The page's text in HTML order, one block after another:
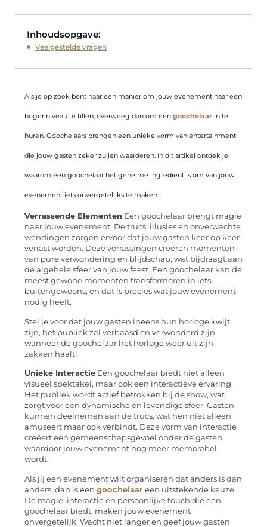
Inhoudsopgave:
Veelgestelde vragen
Als je op zoek bent naar een manier om jouw evenement naar een
hoger niveau te tillen, overweeg dan om een goochelaar in te
huren. Goochelaars brengen een unieke vorm van entertainment
die jouw gasten zeker zullen waarderen. In dit artikel ontdek je
waarom een goochelaar het geheime ingrediënt is om van jouw
evenement iets onvergetelijks te maken.
Verrassende Elementen Een goochelaar brengt magie
naar jouw evenement. De trucs, illusies en onverwachte
wendingen zorgen ervoor dat jouw gasten keer op keer
verrast worden. Deze verrassingen creëren momenten
van pure verwondering en blijdschap, wat bijdraagt aan
de algehele sfeer van jouw feest. Een goochelaar kan de
meest gewone momenten transformeren in iets
buitengewoons, en dat is precies wat jouw evenement
nodig heeft.
Stel je voor dat jouw gasten ineens hun horloge kwijt
zijn, het publiek zal verbaasd en verwonderd zijn
wanneer de goochelaar het horloge weer uit zijn
zakken haalt!
Unieke Interactie Een goochelaar biedt niet alleen
visueel spektakel, maar ook een interactieve ervaring.
Het publiek wordt actief betrokken bij de show, wat
zorgt voor een dynamische en levendige sfeer. Gasten
kunnen deelnemen aan de trucs, wat hen niet alleen
amuseert maar ook verbindt. Deze vorm van interactie
creëert een gemeenschapsgevoel onder de gasten,
waardoor jouw evenement nog meer memorabel
wordt.
Als jij een evenement wilt organiseren dat anders is dan
anders, dan is een goochelaar een uitstekende keuze.
De magie, interactie en persoonlijke touch die een
goochelaar biedt, maken jouw evenement
onvergetelijk. Wacht niet langer en geef jouw gasten